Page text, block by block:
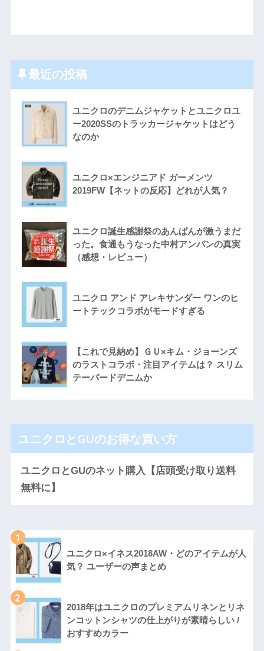
最近の投稿
ユニクロのデニムジャケットとユニクロユ
ー2020SSのトラッカージャケットはどう
なのか
ユニクロ×エンジニアド ガーメンツ
2019FW【ネットの反応】どれが人気？
ユニクロ誕生感謝祭のあんぱんが激うまだ
った。食通もうなった中村アンパンの真実
（感想・レビュー）
ユニクロ アンド アレキサンダー ワンのヒ
ートテックコラボがモードすぎる
【これで見納め】ＧＵ×キム・ジョーンズ
のラストコラボ・注目アイテムは？ スリム
テーパードデニムか
ユニクロとGUのお得な買い方
ユニクロとGUのネット購入【店頭受け取り送料
無料に】
1
ユニクロ×イネス2018AW・どのアイテムが人
気？ ユーザーの声まとめ
2
2018年はユニクロのプレミアムリネンとリネ
ンコットンシャツの仕上がりが素晴らしい /
おすすめカラー